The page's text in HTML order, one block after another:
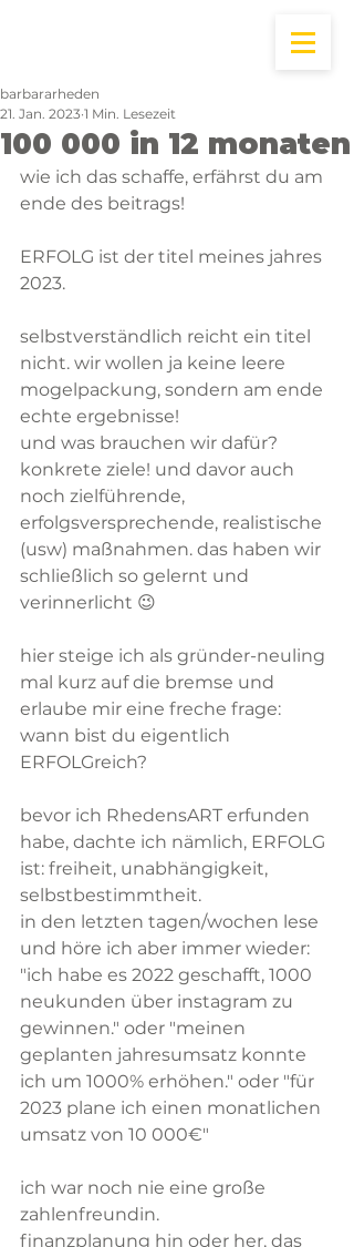
100 000 in 12 monaten
barbararheden
21. Jan. 2023 1 Min. Lesezeit
wie ich das schaffe, erfährst du am
ende des beitrags!
ERFOLG ist der titel meines jahres
2023.
selbstverständlich reicht ein titel
nicht. wir wollen ja keine leere
mogelpackung, sondern am ende
echte ergebnisse!
und was brauchen wir dafür?
konkrete ziele! und davor auch
noch zielführende,
erfolgsversprechende, realistische
(usw) maßnahmen. das haben wir
schließlich so gelernt und
verinnerlicht 😉
hier steige ich als gründer-neuling
mal kurz auf die bremse und
erlaube mir eine freche frage:
wann bist du eigentlich
ERFOLGreich?
bevor ich RhedensART erfunden
habe, dachte ich nämlich, ERFOLG
ist: freiheit, unabhängigkeit,
selbstbestimmtheit.
in den letzten tagen/wochen lese
und höre ich aber immer wieder:
"ich habe es 2022 geschafft, 1000
neukunden über instagram zu
gewinnen." oder "meinen
geplanten jahresumsatz konnte
ich um 1000% erhöhen." oder "für
2023 plane ich einen monatlichen
umsatz von 10 000€"
ich war noch nie eine große
zahlenfreundin.
finanzplanung hin oder her, das